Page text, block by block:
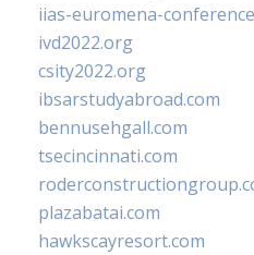
iias-euromena-
ivd2022.org
csity2022.org
ibsarstudyabroad.com
bennusehgall.com
tsecincinnati.com
plazabatai.com
hawkscayresort.com